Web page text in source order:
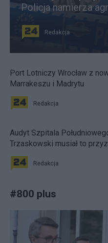
Policja namierza
Redakcja
Port Lotniczy Wrocław z
Marrakeszu i Madrytu
Redakcja
Audyt Szpitala
Trzaskowski musiał to
Redakcja
#800 plus